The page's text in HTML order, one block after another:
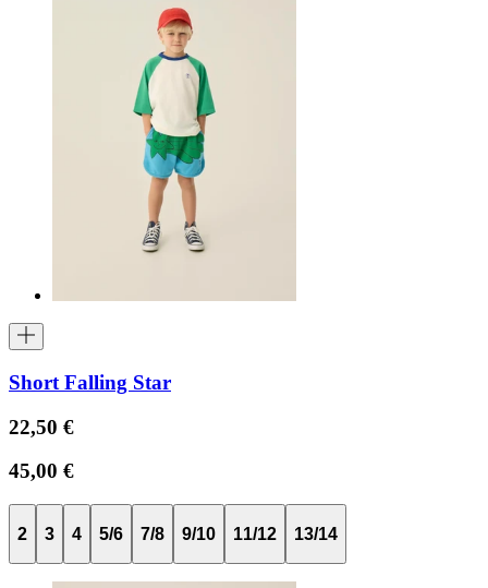
Short Falling Star
22,50 €
45,00 €
2 3 4 5/6 7/8 9/10 11/12 13/14